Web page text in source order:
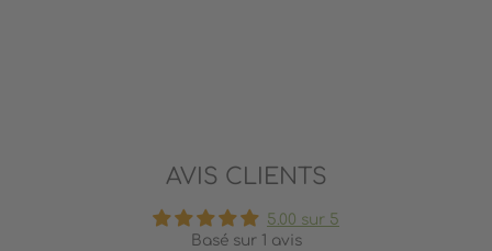
AVIS CLIENTS
5.00 sur 5
Basé sur 1 avis